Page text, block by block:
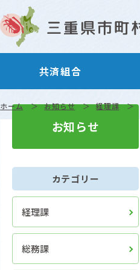
共済組合
ホーム お知らせ 経理課
お知らせ
カテゴリー
経理課
総務課